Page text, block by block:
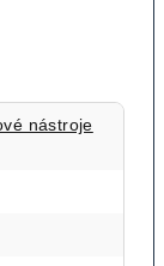
nástroje